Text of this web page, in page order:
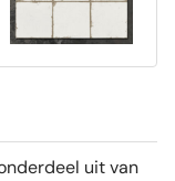
uit van